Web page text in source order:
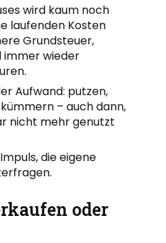
wird kaum noch
laufenden Kosten
Grundsteuer,
immer wieder
Aufwand: putzen,
– auch dann,
nicht mehr genutzt
die eigene
oder